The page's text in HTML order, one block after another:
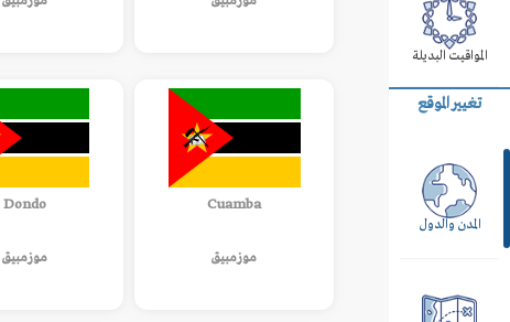
المواقيت البديلة
تغيير الموقع
المدن والدول
Cuamba
موزمبيق
Dondo
موزمبيق